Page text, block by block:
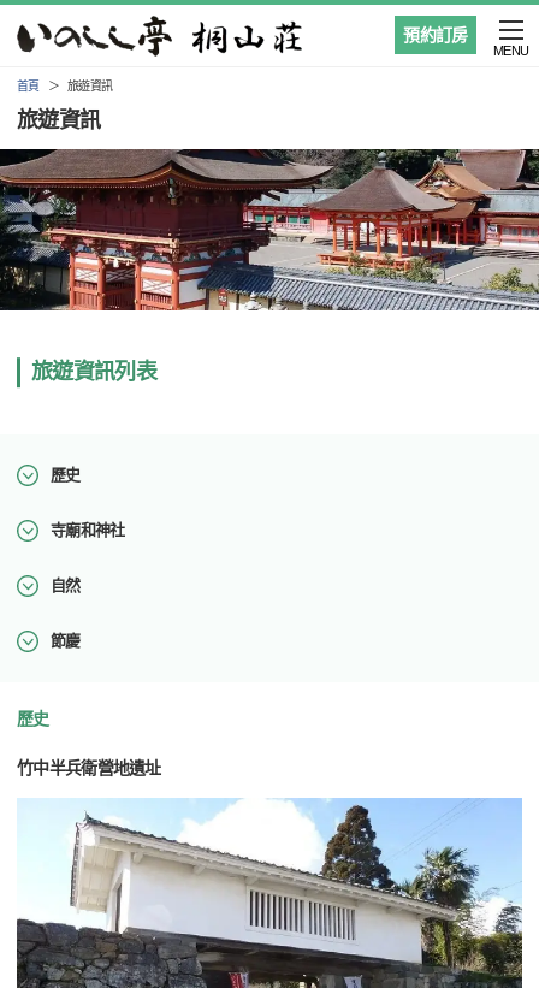
預約訂房
MENU
首頁 旅遊資訊
旅遊資訊
旅遊資訊列表
歷史
寺廟和神社
自然
節慶
歷史
竹中半兵衛營地遺址